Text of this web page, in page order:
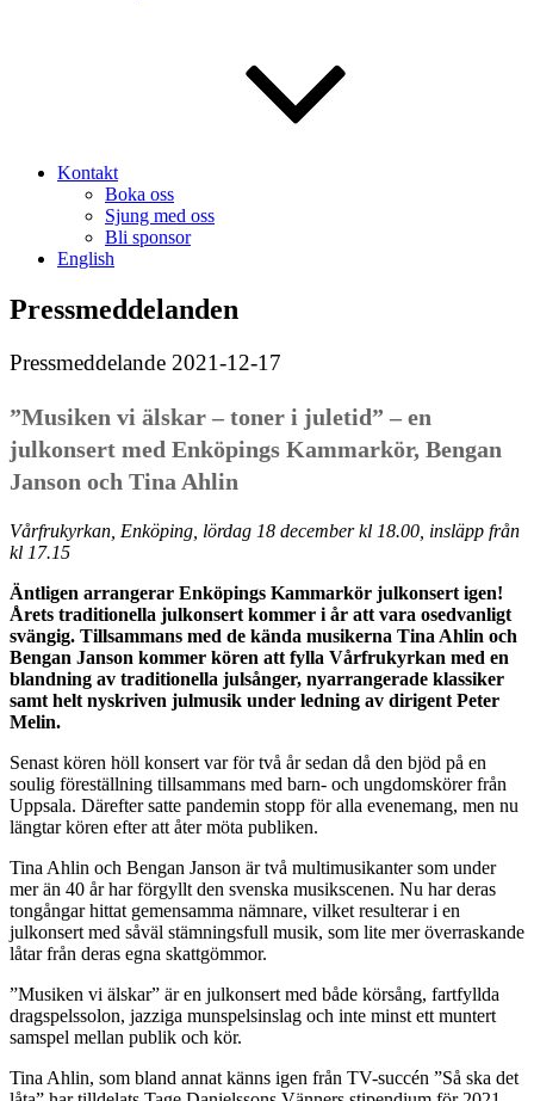
Kontakt
Boka oss
Sjung med oss
Bli sponsor
English
Pressmeddelanden
Pressmeddelande 2021-12-17
”Musiken vi älskar – toner i juletid” – en
julkonsert med Enköpings Kammarkör, Bengan
Janson och Tina Ahlin
Vårfrukyrkan, Enköping, lördag 18 december kl 18.00, insläpp från
kl 17.15
Äntligen arrangerar Enköpings Kammarkör julkonsert igen!
Årets traditionella julkonsert kommer i år att vara osedvanligt
svängig. Tillsammans med de kända musikerna Tina Ahlin och
Bengan Janson kommer kören att fylla Vårfrukyrkan med en
blandning av traditionella julsånger, nyarrangerade klassiker
samt helt nyskriven julmusik under ledning av dirigent Peter
Melin.
Senast kören höll konsert var för två år sedan då den bjöd på en
soulig föreställning tillsammans med barn- och ungdomskörer från
Uppsala. Därefter satte pandemin stopp för alla evenemang, men nu
längtar kören efter att åter möta publiken.
Tina Ahlin och Bengan Janson är två multimusikanter som under
mer än 40 år har förgyllt den svenska musikscenen. Nu har deras
tongångar hittat gemensamma nämnare, vilket resulterar i en
julkonsert med såväl stämningsfull musik, som lite mer överraskande
låtar från deras egna skattgömmor.
”Musiken vi älskar” är en julkonsert med både körsång, fartfyllda
dragspelssolon, jazziga munspelsinslag och inte minst ett muntert
samspel mellan publik och kör.
Tina Ahlin, som bland annat känns igen från TV-succén ”Så ska det